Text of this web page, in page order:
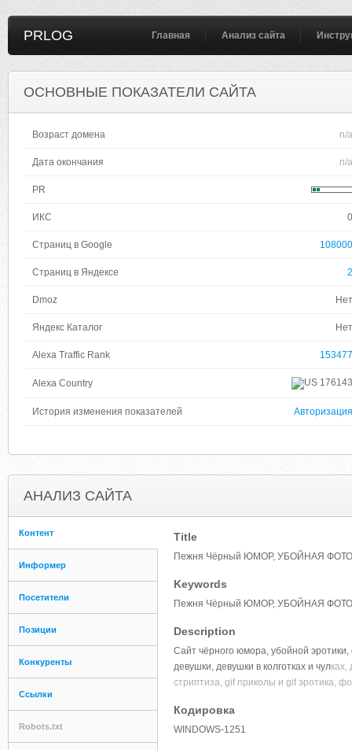
PRLOG Главная Анализ сайта
ОСНОВНЫЕ ПОКАЗАТЕЛИ САЙТА
Возраст домена n/a
Дата окончания n/a
PR
ИКС 0
Страниц в Google 108000
Страниц в Яндексе 2
Dmoz Нет
Яндекс Каталог Нет
Alexa Traffic Rank 153477
Alexa Country 176143
История изменения показателей Авторизация
АНАЛИЗ САЙТА
Контент
Информер
Посетители
Позиции
Конкуренты
Ссылки
Robots.txt
Title
Пежня Чёрный ЮМОР, УБОЙНАЯ ФОТО
Keywords
Пежня Чёрный ЮМОР, УБОЙНАЯ ФОТО
Description
Сайт чёрного юмора, убойной
девушки, девушки в колготках и чулках,
стриптиза, gif приколы и gif эротика,
Кодировка
WINDOWS-1251